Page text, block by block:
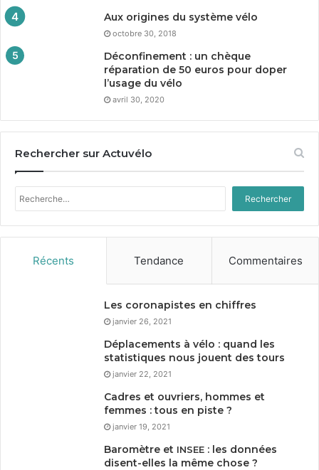
Aux origines du système vélo
octobre 30, 2018
Déconfinement : un chèque
réparation de 50 euros pour doper
l’usage du vélo
avril 30, 2020
Rechercher sur Actuvélo
Rechercher :
Récents Tendance Commentaires
Les coronapistes en chiffres
janvier 26, 2021
Déplacements à vélo : quand les
statistiques nous jouent des tours
janvier 22, 2021
Cadres et ouvriers, hommes et
femmes : tous en piste ?
janvier 19, 2021
Baromètre et INSEE : les données
disent-elles la même chose ?